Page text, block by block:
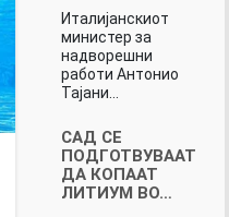
Италијанскиот
министер за
надворешни
работи Антонио
Тајани…
САД СЕ
ПОДГОТВУВААТ
ДА КОПААТ
ЛИТИУМ ВО…